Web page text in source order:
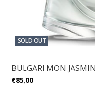
SOLD OUT
BULGARI MON
€85,00